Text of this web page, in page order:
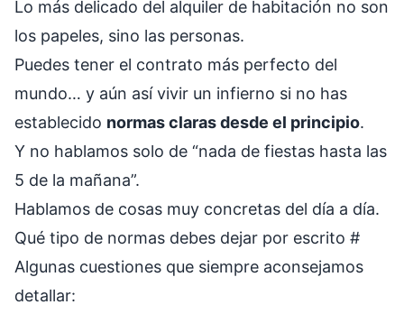
Lo más delicado del alquiler de habitación no son
los papeles, sino las personas.
Puedes tener el contrato más perfecto del
mundo… y aún así vivir un infierno si no has
establecido normas claras desde el principio.
Y no hablamos solo de “nada de fiestas hasta las
5 de la mañana”.
Hablamos de cosas muy concretas del día a día.
Qué tipo de normas debes dejar por escrito #
Algunas cuestiones que siempre aconsejamos
detallar: